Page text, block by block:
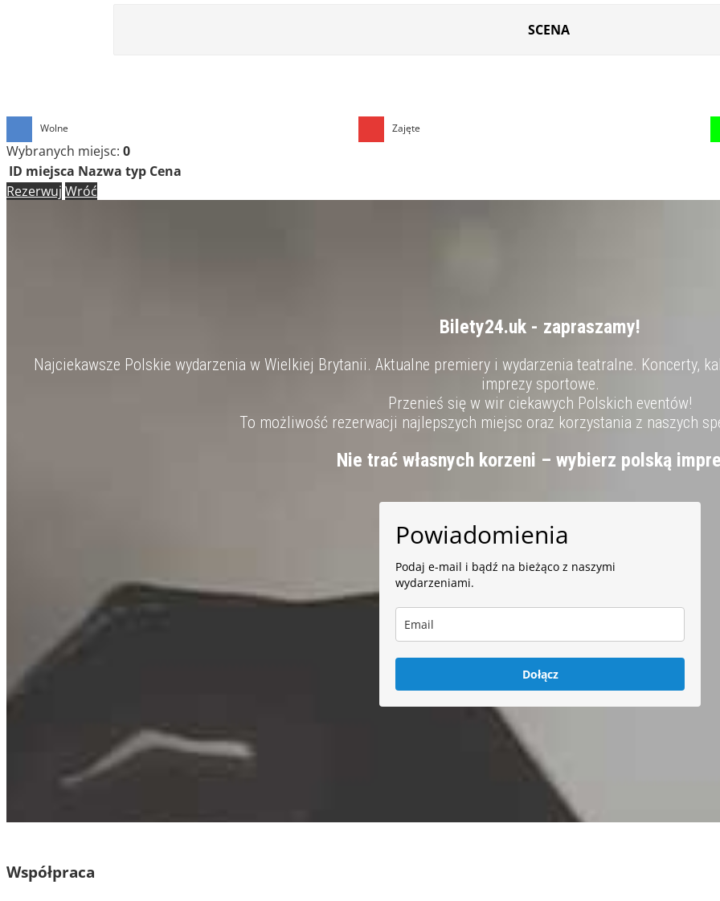
SCENA
Wolne Zajęte
Wybranych miejsc: 0
ID miejsca Nazwa typ Cena
Rezerwuj Wróć
Bilety24.uk - zapraszamy!
Najciekawsze Polskie wydarzenia w Wielkiej Brytanii. Aktualne premiery i wydarzenia teatralne. Koncerty,
imprezy sportowe.
Przenieś się w wir ciekawych Polskich eventów!
To możliwość rezerwacji najlepszych miejsc oraz korzystania z naszych
Nie trać własnych korzeni – wybierz polską
Powiadomienia
Podaj e-mail i bądź na bieżąco z naszymi
wydarzeniami.
Dołącz
Współpraca